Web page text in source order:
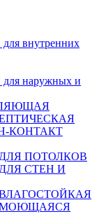
внутренних
наружных и
КОНТАКТ
ДЛЯ ПОТОЛКОВ
ДЛЯ СТЕН И
ВЛАГОСТОЙКАЯ
МОЮЩАЯСЯ